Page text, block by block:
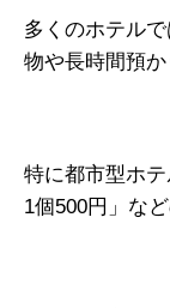
多くのホテル
物や長時間預か
特に都市型ホ
1個500円」な